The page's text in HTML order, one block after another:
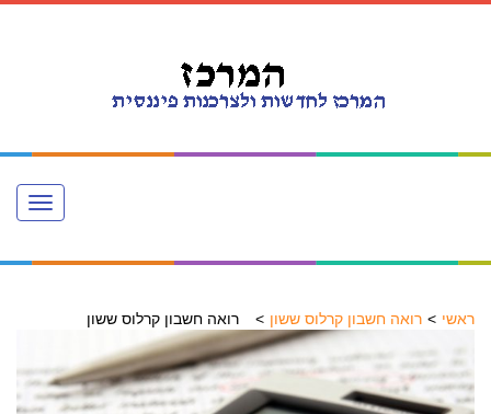
Toggle
navigation
ראשי רואה חשבון קרלוס ששון רואה חשבון קרלוס ששון